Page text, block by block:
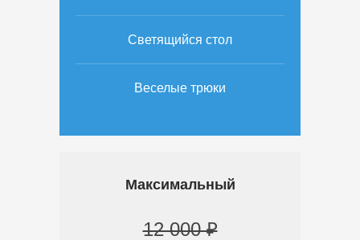
Светящийся стол
Веселые трюки
Максимальный
12 000 ₽